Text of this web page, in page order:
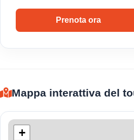
Prenota ora
Mappa interattiva del
+